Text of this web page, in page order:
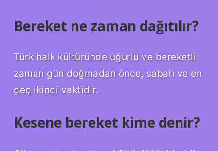
Bereket ne zaman dağıtılır?
Türk halk kültüründe uğurlu ve bereketli
zaman gün doğmadan önce, sabah ve en
geç ikindi vaktidir.
Kesene bereket kime denir?